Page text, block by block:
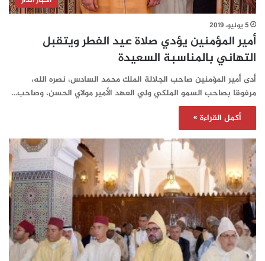
5 يونيو، 2019
أمير المؤمنين يؤدي صلاة عيد الفطر ويتقبل
التهاني بالمناسبة السعيدة
أدى أمير المؤمنين صاحب الجلالة الملك محمد السادس، نصره الله،
مرفوقا بصاحب السمو الملكي ولي العهد الأمير مولاي الحسن، وصاحب…
أكمل القراءة »